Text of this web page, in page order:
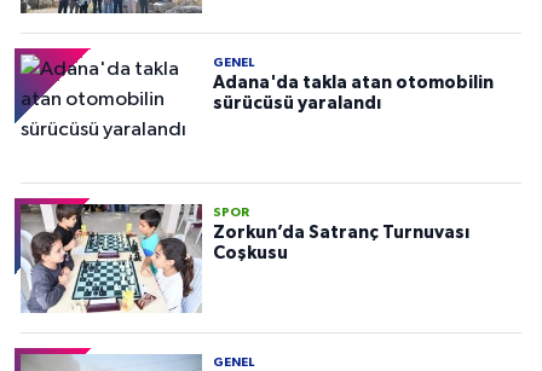
GENEL
Adana'da takla atan otomobilin
sürücüsü yaralandı
SPOR
Zorkun’da Satranç Turnuvası
Coşkusu
GENEL